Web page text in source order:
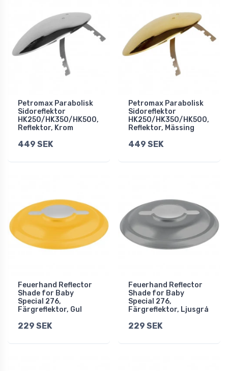
Petromax Parabolisk
Sidoreflektor
HK250/HK350/HK500,
Reflektor, Krom
449 SEK
Petromax Parabolisk
Sidoreflektor
HK250/HK350/HK500,
Reflektor, Mässing
449 SEK
Feuerhand Reflector
Shade for Baby
Special 276,
Färgreflektor, Gul
229 SEK
Feuerhand Reflector
Shade for Baby
Special 276,
Färgreflektor, Ljusgrå
229 SEK